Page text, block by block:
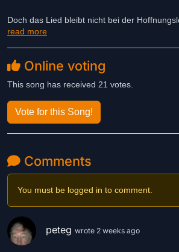
Doch das Lied bleibt nicht bei der
letzten Teil findet es eine tröstliche Antwort:
ihren Sinn. So wird aus einem Lied über
über Hoffnung, Trost und die Gewissheit,
Erinnerung bleiben.
read more
Online voting
This song has received 21 votes.
Vote for this Song!
Comments
You must be logged in to comment.
peteg wrote 2 weeks ago